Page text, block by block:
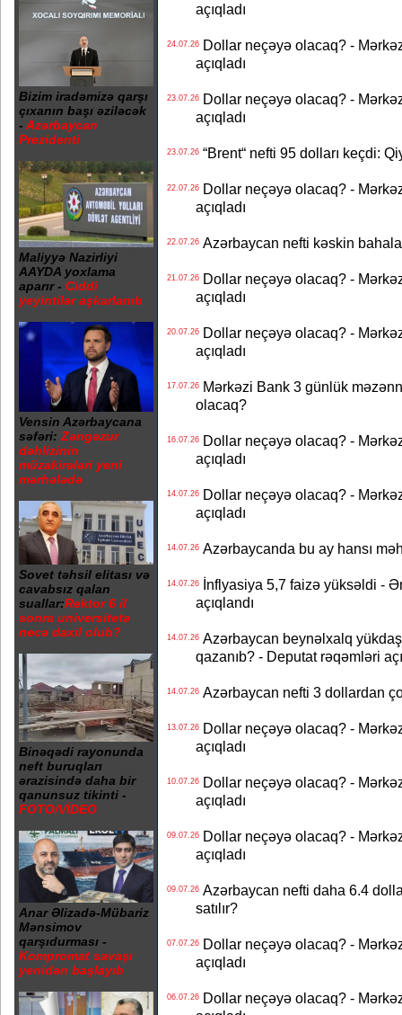
Bizim iradəmizə qarşı
çıxanın başı əziləcək
- Azərbaycan
Prezidenti
Maliyyə Nazirliyi
AAYDA yoxlama
aparır - Ciddi
yeyintilər aşkarlanıb
Vensin Azərbaycana
səfəri: Zəngəzur
dəhlizinin
müzakirələri yeni
mərhələdə
Sovet təhsil elitası və
cavabsız qalan
suallar:Rektor 6 il
sonra universitetə
necə daxil olub?
Binəqədi rayonunda
neft buruqları
ərazisində daha bir
qanunsuz tikinti -
FOTO/VİDEO
Anar Əlizadə-Mübariz
Mənsimov
qarşıdurması -
Kompromat savaşı
yenidən başlayıb
açıqladı
24.07.26Dollar neçəyə olacaq? -
açıqladı
23.07.26Dollar neçəyə olacaq? -
açıqladı
23.07.26“Brent“ nefti 95 dolları keçdi:
22.07.26Dollar neçəyə olacaq? -
açıqladı
22.07.26Azərbaycan nefti kəskin
21.07.26Dollar neçəyə olacaq? -
açıqladı
20.07.26Dollar neçəyə olacaq? -
açıqladı
17.07.26Mərkəzi Bank 3 günlük
olacaq?
16.07.26Dollar neçəyə olacaq? -
açıqladı
14.07.26Dollar neçəyə olacaq? -
açıqladı
14.07.26Azərbaycanda bu ay hansı
14.07.26İnflyasiya 5,7 faizə yüksəldi -
açıqlandı
14.07.26Azərbaycan beynəlxalq
qazanıb? - Deputat rəqəmləri
14.07.26Azərbaycan nefti 3 dollardan
13.07.26Dollar neçəyə olacaq? -
açıqladı
10.07.26Dollar neçəyə olacaq? -
açıqladı
09.07.26Dollar neçəyə olacaq? -
açıqladı
09.07.26Azərbaycan nefti daha 6.4
satılır?
07.07.26Dollar neçəyə olacaq? -
açıqladı
06.07.26Dollar neçəyə olacaq? -